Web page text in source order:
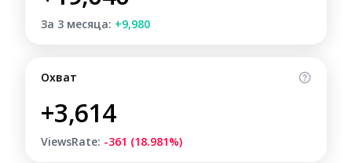
За 3 месяца: +9,980
Охват
+3,614
ViewsRate: -361 (18.981%)